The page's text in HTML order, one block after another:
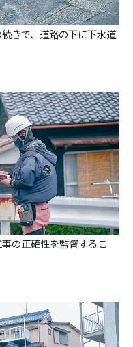
きで、道路の下に下水道
の正確性を監督するこ